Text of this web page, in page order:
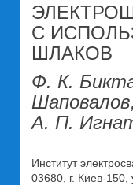
С
ШЛАКОВ
Ф. К.
А. П.
Институт
03680, г. Киев-